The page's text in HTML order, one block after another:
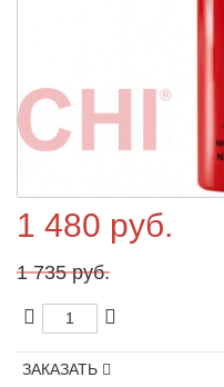
1 480 руб.
1 735 руб.
ЗАКАЗАТЬ